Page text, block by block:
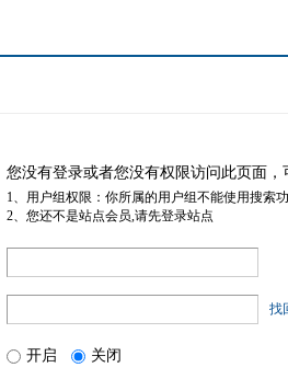
您没有登录或者您没有权限访问此页面
1、用户组权限：你所属的用户组不能使用搜索
2、您还不是站点会员,请先登录站点
找
开启 关闭